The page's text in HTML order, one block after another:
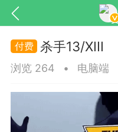
杀手13/XIII
浏览 264 • 电脑端